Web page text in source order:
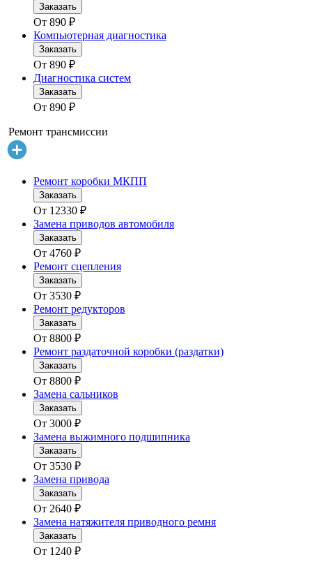
Заказать
От 890 ₽
Компьютерная диагностика
Заказать
От 890 ₽
Диагностика систем
Заказать
От 890 ₽
Ремонт трансмиссии
Ремонт коробки МКПП
Заказать
От 12330 ₽
Замена приводов автомобиля
Заказать
От 4760 ₽
Ремонт сцепления
Заказать
От 3530 ₽
Ремонт редукторов
Заказать
От 8800 ₽
Ремонт раздаточной коробки (раздатки)
Заказать
От 8800 ₽
Замена сальников
Заказать
От 3000 ₽
Замена выжимного подшипника
Заказать
От 3530 ₽
Замена привода
Заказать
От 2640 ₽
Замена натяжителя приводного ремня
Заказать
От 1240 ₽